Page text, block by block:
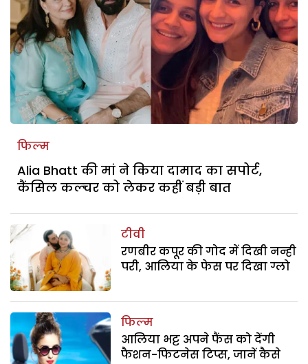
फिल्म
Alia Bhatt की मां ने किया दामाद का सपोर्ट,
कैंसिल कल्चर को लेकर कहीं बड़ी बात
टीवी
रणबीर कपूर की गोद में दिखी नन्ही
परी, आलिया के फेस पर दिखा ग्लो
फिल्म
आलिया भट्ट अपने फैंस को देंगी
फैशन-फिटनेस टिप्स, जानें कैसे